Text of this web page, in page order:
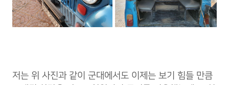
저는 위 사진과 같이 군대에서도 이제는 보기 힘들 만큼